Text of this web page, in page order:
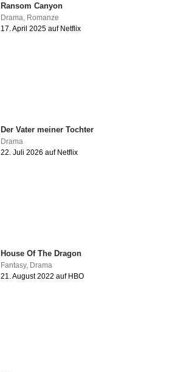
Ransom Canyon
Drama Romanze
17. April 2025 auf Netflix
Der Vater meiner Tochter
Drama
22. Juli 2026 auf Netflix
House Of The Dragon
Fantasy, Drama
21. August 2022 auf HBO